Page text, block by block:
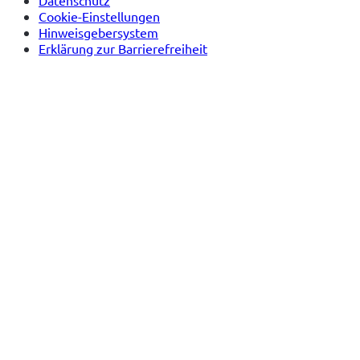
Cookie-Einstellungen
Hinweisgebersystem
Erklärung zur Barrierefreiheit